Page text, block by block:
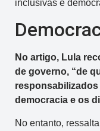
inclusivas e
No artigo, Lula
de governo, “de
democracia e os
No entanto,